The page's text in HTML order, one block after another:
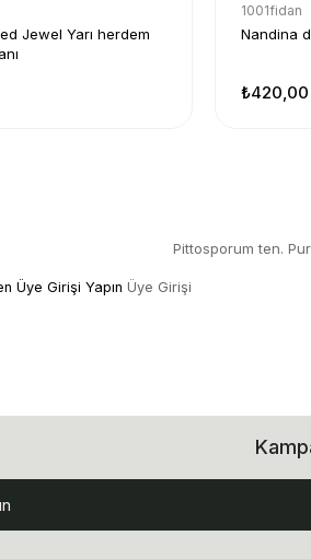
Jewel Yarı herdem
1001fidan
Nandina
₺420,00
Pittosporum ten.
Üye Girişi Yapın Üye Girişi